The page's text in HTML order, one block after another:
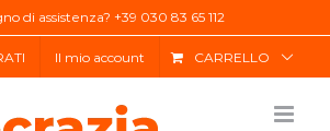
di assistenza? +39 030 83 65 112
Il mio account CARRELLO